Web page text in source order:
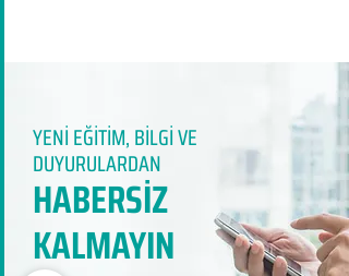
YENİ EĞİTİM, BİLGİ VE
DUYURULARDAN
HABERSİZ
KALMAYIN​